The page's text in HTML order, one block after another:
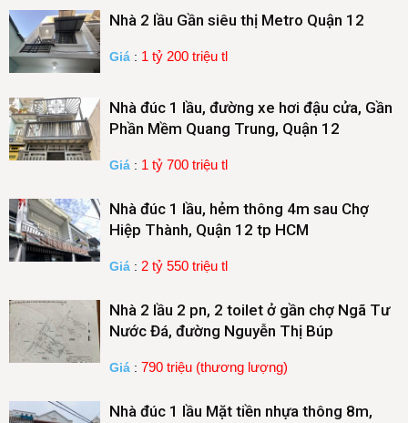
Nhà 2 lầu Gần siêu thị Metro Quận 12
Giá : 1 tỷ 200 triệu tl
Nhà đúc 1 lầu, đường xe hơi đậu cửa, Gần
Phần Mềm Quang Trung, Quận 12
Giá : 1 tỷ 700 triệu tl
Nhà đúc 1 lầu, hẻm thông 4m sau Chợ
Hiệp Thành, Quận 12 tp HCM
Giá : 2 tỷ 550 triệu tl
Nhà 2 lầu 2 pn, 2 toilet ở gần chợ Ngã Tư
Nước Đá, đường Nguyễn Thị Búp
Giá : 790 triệu (thương lượng)
Nhà đúc 1 lầu Mặt tiền nhựa thông 8m,